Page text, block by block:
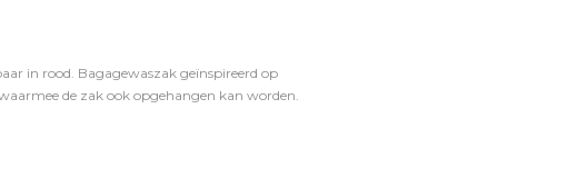
in rood. Bagagewaszak geïnspireerd op
de zak ook opgehangen kan worden.